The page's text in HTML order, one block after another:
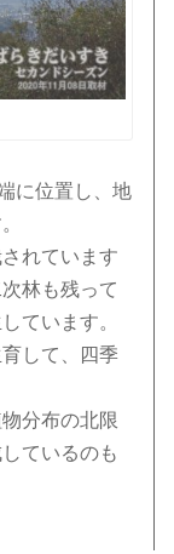
に位置し、地
れています
林も残って
ています。
して、四季
分布の北限
ているのも